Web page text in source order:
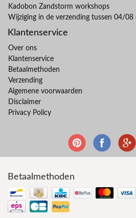
Kadobon Zandstorm workshops
Wijziging in de verzending tussen 04/
Klantenservice
Over ons
Klantenservice
Betaalmethoden
Verzending
Algemene voorwaarden
Disclaimer
Privacy Policy
Betaalmethoden